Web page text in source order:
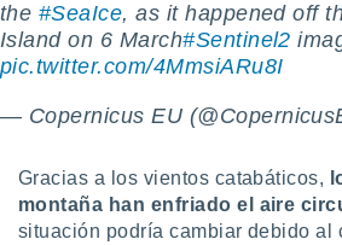
acceder a
web a
abono
the #SeaIce, as it happened off
Island on 6 March#Sentinel2
pic.twitter.com/4MmsiARu8I
— Copernicus EU
Gracias a los vientos catabáticos,
montaña han enfriado el aire
situación podría cambiar debido al